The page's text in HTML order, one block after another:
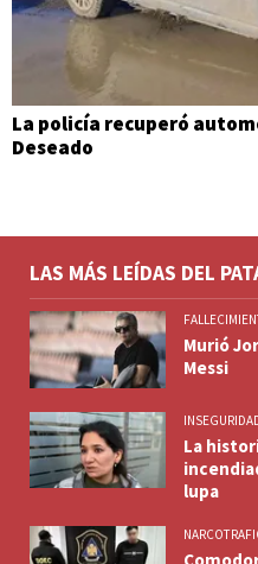
La policía recuperó
Deseado
LAS MÁS LEÍDAS DEL
Murió
Messi
La
lupa